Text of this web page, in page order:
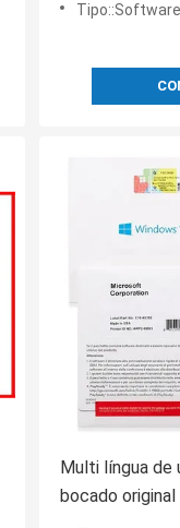
Multi língua de
bocado